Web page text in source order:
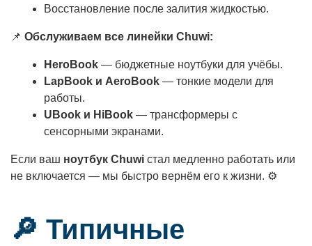
Восстановление после залития жидкостью.
📌 Обслуживаем все линейки Chuwi:
HeroBook — бюджетные ноутбуки для учёбы.
LapBook и AeroBook — тонкие модели для
работы.
UBook и HiBook — трансформеры с
сенсорными экранами.
Если ваш ноутбук Chuwi стал медленно работать или
не включается — мы быстро вернём его к жизни. ⚙️
🔎 Типичные